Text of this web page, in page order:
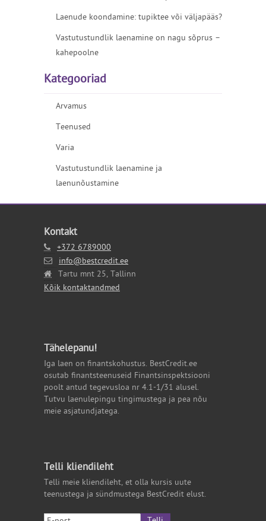
Laenude koondamine: tupiktee või väljapääs?
Vastutustundlik laenamine on nagu sõprus –
kahepoolne
Kategooriad
Arvamus
Teenused
Varia
Vastutustundlik laenamine ja
laenunõustamine
Kontakt
+372 6789000
info@bestcredit.ee
Tartu mnt 25, Tallinn
Kõik kontaktandmed
Tähelepanu!
Iga laen on finantskohustus. BestCredit.ee
osutab finantsteenuseid Finantsinspektsiooni
poolt antud tegevusloa nr 4.1-1/31 alusel.
Tutvu laenulepingu tingimustega ja pea nõu
meie asjatundjatega.
Telli kliendileht
Telli meie kliendileht, et olla kursis uute
teenustega ja sündmustega BestCredit elust.